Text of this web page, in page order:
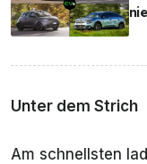
Unter dem Strich
Am schnellsten